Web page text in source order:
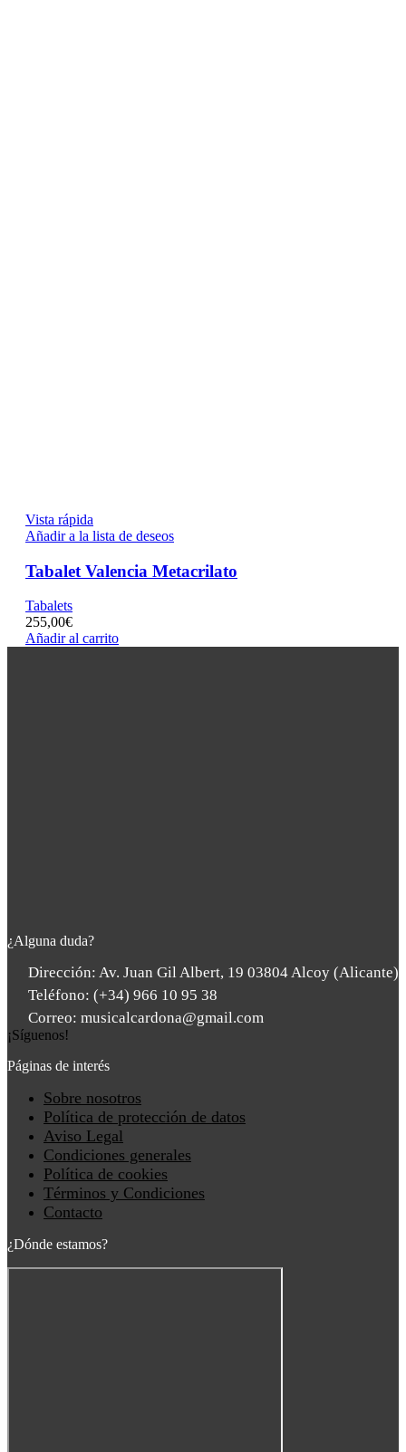
Vista rápida
Añadir a la lista de deseos
Tabalet Valencia Metacrilato
Tabalets
255,00€
Añadir al carrito
¿Alguna duda?
Dirección: Av. Juan Gil Albert, 19 03804 Alcoy (Alicante)
Teléfono: (+34) 966 10 95 38
Correo: musicalcardona@gmail.com
¡Síguenos!
Páginas de interés
Main
Sobre nosotros
Política de protección de datos
Aviso Legal
Condiciones generales
Política de cookies
Términos y Condiciones
Contacto
¿Dónde estamos?